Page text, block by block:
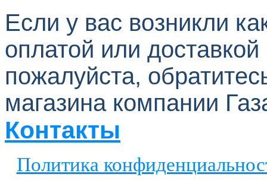
Если у вас возникли
оплатой или
пожалуйста,
магазина компании
Контакты
Политика